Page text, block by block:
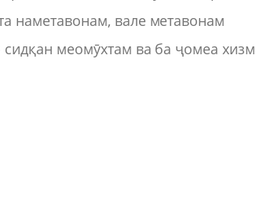
наметавонам, вале метавонам
меомӯхтам ва ба ҷомеа